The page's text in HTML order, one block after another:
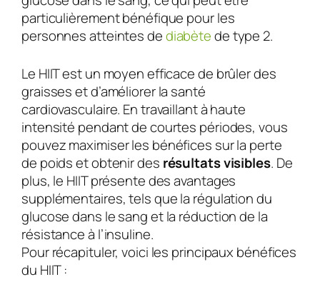
particulièrement bénéfique pour les
personnes atteintes dediabètede type 2.
Le HIIT est un moyen efficace de brûler des
graisses et d’améliorer la santé
cardiovasculaire. En travaillant à haute
intensité pendant de courtes périodes, vous
pouvez maximiser les bénéfices sur la perte
de poids et obtenir des résultats visibles. De
plus, le HIIT présente des avantages
supplémentaires, tels que la régulation du
glucose dans le sang et la réduction de la
résistance à l’insuline.
Pour récapituler, voici les principaux bénéfices
du HIIT :